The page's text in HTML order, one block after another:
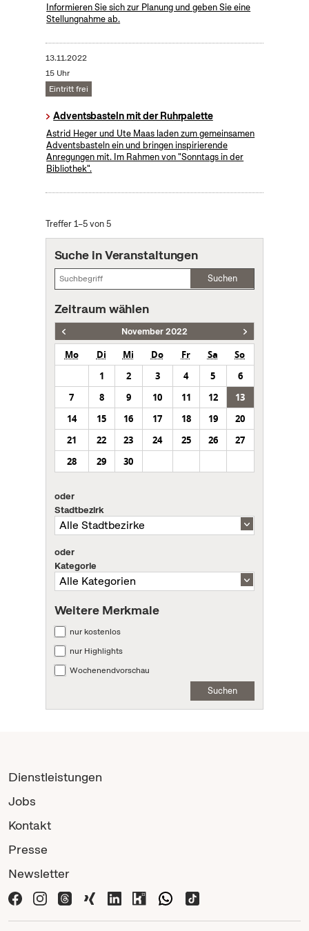
Informieren Sie sich zur Planung und geben Sie eine
Stellungnahme ab.
13.11.2022
15 Uhr
Eintritt frei
Adventsbasteln mit der Ruhrpalette
Astrid Heger und Ute Maas laden zum gemeinsamen
Adventsbasteln ein und bringen inspirierende
Anregungen mit. Im Rahmen von "Sonntags in der
Bibliothek".
Treffer 1–5 von 5
Suche in Veranstaltungen
Suchen
Zeitraum wählen
November 2022
Mo Di Mi Do Fr Sa
So
1
2 3 4 5
6
7
8 9 10 11 12
13
14
15 16 17 18 19
20
21
22 23 24 25 26
27
28
29 30
oder
Stadtbezirk
oder
Kategorie
Weitere Merkmale
nur kostenlos
nur Highlights
Wochenendvorschau
Suchen
Dienstleistungen
Jobs
Kontakt
Presse
Newsletter